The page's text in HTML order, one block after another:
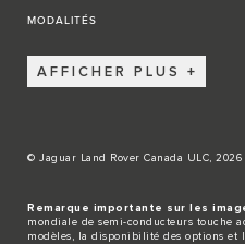
MODALITÉS
AFFICHER PLUS
© Jaguar Land Rover Canada ULC, 2026
Remarque importante sur les
mondiale de semi-conducteurs touche
modèles, la disponibilité des options et